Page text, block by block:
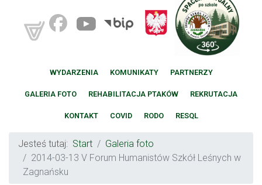
WYDARZENIA KOMUNIKATY PARTNERZY
GALERIA FOTO REHABILITACJA PTAKÓW REKRUTACJA
KONTAKT COVID RODO RESQL
Jesteś tutaj: Start
Galeria foto
2014-03-13 V Forum Humanistów Szkół Leśnych w
Zagnańsku